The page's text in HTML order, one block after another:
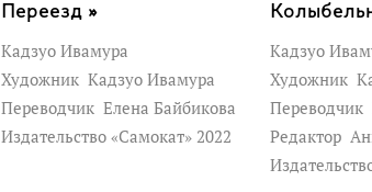
Переезд »
Кадзуо Ивамура
Художник Кадзуо Ивамура
Переводчик Елена Байбикова
Издательство «Самокат» 2022
Кадзуо
Художник
Переводчик
Редактор